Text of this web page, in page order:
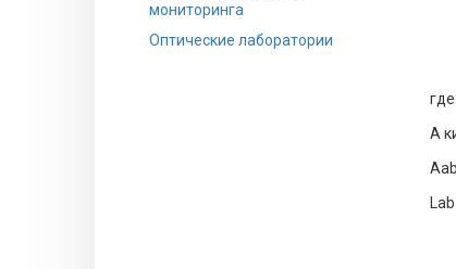
мониторинга
Оптические лаборатории
где:
А